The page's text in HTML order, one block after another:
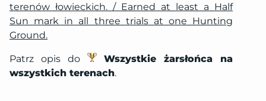
terenów łowieckich. / Earned at least a Half
Sun mark in all three trials at one Hunting
Ground.
Patrz opis do
Wszystkie żarsłońca na
wszystkich terenach.